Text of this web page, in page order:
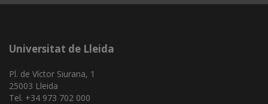
Universitat de Lleida
Pl. de Víctor Siurana, 1
25003 Lleida
Tel. +34 973 702 000